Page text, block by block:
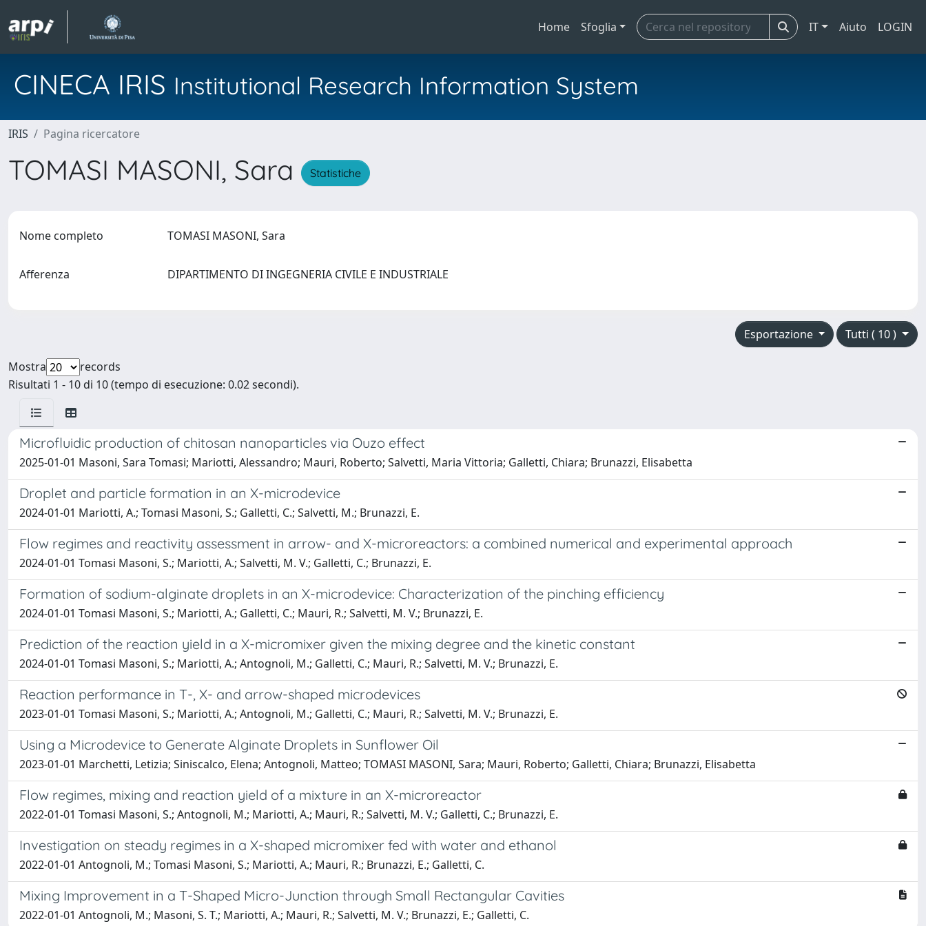
Home Sfoglia IT Aiuto LOGIN
CINECA IRIS Institutional Research Information System
IRIS Pagina ricercatore
TOMASI MASONI, Sara Statistiche
Nome completo TOMASI MASONI, Sara
Afferenza DIPARTIMENTO DI INGEGNERIA CIVILE E INDUSTRIALE
Tutti ( 10 )
Esportazione
Mostra
records
Risultati 1 - 10 di 10 (tempo di esecuzione: 0.02 secondi).
Microfluidic production of chitosan nanoparticles via Ouzo effect
2025-01-01 Masoni, Sara Tomasi; Mariotti, Alessandro; Mauri, Roberto; Salvetti, Maria Vittoria; Galletti, Chiara; Brunazzi, Elisabetta
Droplet and particle formation in an X-microdevice
2024-01-01 Mariotti, A.; Tomasi Masoni, S.; Galletti, C.; Salvetti, M.; Brunazzi, E.
Flow regimes and reactivity assessment in arrow- and X-microreactors: a combined numerical and experimental approach
2024-01-01 Tomasi Masoni, S.; Mariotti, A.; Salvetti, M. V.; Galletti, C.; Brunazzi, E.
Formation of sodium-alginate droplets in an X-microdevice: Characterization of the pinching efficiency
2024-01-01 Tomasi Masoni, S.; Mariotti, A.; Galletti, C.; Mauri, R.; Salvetti, M. V.; Brunazzi, E.
Prediction of the reaction yield in a X-micromixer given the mixing degree and the kinetic constant
2024-01-01 Tomasi Masoni, S.; Mariotti, A.; Antognoli, M.; Galletti, C.; Mauri, R.; Salvetti, M. V.; Brunazzi, E.
Reaction performance in T-, X- and arrow-shaped microdevices
2023-01-01 Tomasi Masoni, S.; Mariotti, A.; Antognoli, M.; Galletti, C.; Mauri, R.; Salvetti, M. V.; Brunazzi, E.
Using a Microdevice to Generate Alginate Droplets in Sunflower Oil
2023-01-01 Marchetti, Letizia; Siniscalco, Elena; Antognoli, Matteo; TOMASI MASONI, Sara; Mauri, Roberto; Galletti, Chiara; Brunazzi, Elisabetta
Flow regimes, mixing and reaction yield of a mixture in an X-microreactor
2022-01-01 Tomasi Masoni, S.; Antognoli, M.; Mariotti, A.; Mauri, R.; Salvetti, M. V.; Galletti, C.; Brunazzi, E.
Investigation on steady regimes in a X-shaped micromixer fed with water and ethanol
2022-01-01 Antognoli, M.; Tomasi Masoni, S.; Mariotti, A.; Mauri, R.; Brunazzi, E.; Galletti, C.
Mixing Improvement in a T-Shaped Micro-Junction through Small Rectangular Cavities
2022-01-01 Antognoli, M.; Masoni, S. T.; Mariotti, A.; Mauri, R.; Salvetti, M. V.; Brunazzi, E.; Galletti, C.